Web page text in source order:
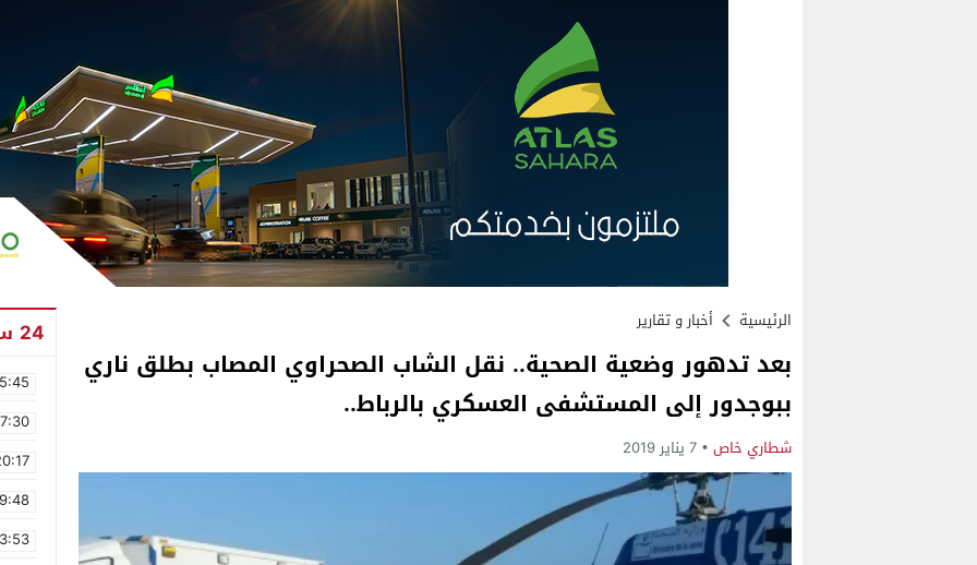
الرئيسية أخبار و تقارير
بعد تدهور وضعية الصحية.. نقل الشاب الصحراوي المصاب بطلق ناري
ببوجدور إلى المستشفى العسكري بالرباط..
شطاري خاص 7 يناير 2019
24 ساعة